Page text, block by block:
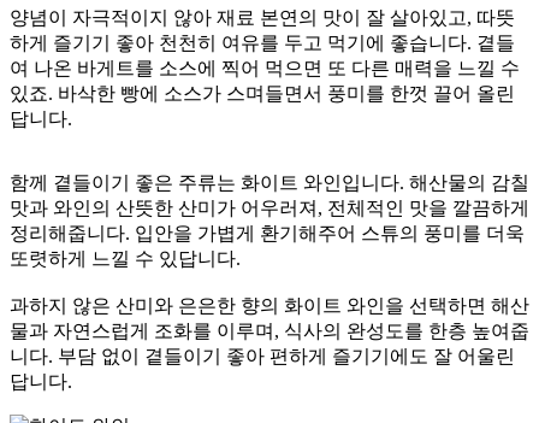
양념이 자극적이지 않아 재료 본연의 맛이 잘 살아있고, 따뜻
하게 즐기기 좋아 천천히 여유를 두고 먹기에 좋습니다. 곁들
여 나온 바게트를 소스에 찍어 먹으면 또 다른 매력을 느낄 수
있죠. 바삭한 빵에 소스가 스며들면서 풍미를 한껏 끌어 올린
답니다.
함께 곁들이기 좋은 주류는 화이트 와인입니다. 해산물의 감칠
맛과 와인의 산뜻한 산미가 어우러져, 전체적인 맛을 깔끔하게
정리해줍니다. 입안을 가볍게 환기해주어 스튜의 풍미를 더욱
또렷하게 느낄 수 있답니다.
과하지 않은 산미와 은은한 향의 화이트 와인을 선택하면 해산
물과 자연스럽게 조화를 이루며, 식사의 완성도를 한층 높여줍
니다. 부담 없이 곁들이기 좋아 편하게 즐기기에도 잘 어울린
답니다.